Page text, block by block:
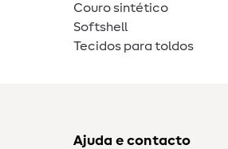
Couro sintético
Softshell
Tecidos para toldos
Ajuda e contacto